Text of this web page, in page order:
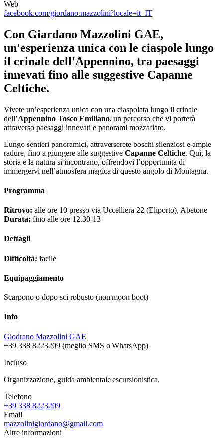
Web
facebook.com/giordano.mazzolini?locale=it_IT
Con Giardano Mazzolini GAE,
un'esperienza unica con le ciaspole lungo
il crinale dell'Appennino, tra paesaggi
innevati fino alle suggestive Capanne
Celtiche.
Vivete un’esperienza unica con una ciaspolata lungo il crinale
dell’Appennino Tosco Emiliano, un percorso che vi porterà
attraverso paesaggi innevati e panorami mozzafiato.
Lungo sentieri panoramici, attraverserete boschi silenziosi e ampie
radure, fino a giungere alle suggestive Capanne Celtiche. Qui, la
storia e la natura si incontrano, offrendovi l’opportunità di
immergervi nell’atmosfera magica di questo angolo di Montagna.
Programma
Ritrovo: alle ore 10 presso via Uccelliera 22 (Eliporto), Abetone
Durata: fino alle ore 12.30-13
Dettagli
Difficoltà: facile
Equipaggiamento
Scarpono o dopo sci robusto (non moon boot)
Info
Giodrano Mazzolini GAE
+39 338 8223209 (meglio SMS o WhatsApp)
Incluso
Organizzazione, guida ambientale escursionistica.
Telefono
+39 338 8223209
Email
mazzolinigiordano@gmail.com
Altre informazioni